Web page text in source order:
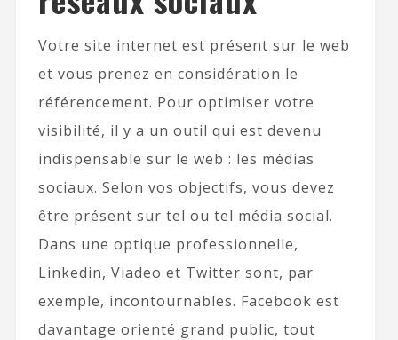
Votre site internet est présent sur le web
et vous prenez en considération le
référencement. Pour optimiser votre
visibilité, il y a un outil qui est devenu
indispensable sur le web : les médias
sociaux. Selon vos objectifs, vous devez
être présent sur tel ou tel média social.
Dans une optique professionnelle,
Linkedin, Viadeo et Twitter sont, par
exemple, incontournables. Facebook est
davantage orienté grand public, tout